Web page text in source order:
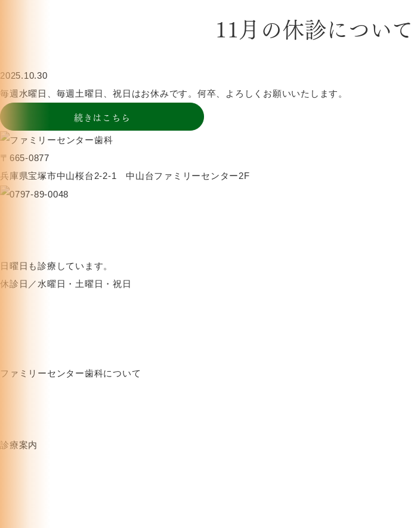
11月の休診について
2025.10.30
毎週水曜日、毎週土曜日、祝日はお休みです。何卒、よろしくお願いいたします。
続きはこちら
〒665-0877
兵庫県宝塚市中山桜台2-2-1 中山台ファミリーセンター2F
日曜日も診療しています。
休診日／水曜日・土曜日・祝日
ファミリーセンター歯科について
診療案内